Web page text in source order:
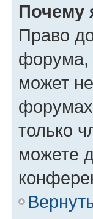
Почему
Право
форума,
может
только
можете